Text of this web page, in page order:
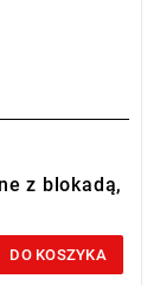
z blokadą,
DO KOSZYKA